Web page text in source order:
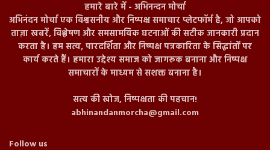
हमारे बारे में - अभिनन्दन मोर्चा
अभिनंदन मोर्चा एक विश्वसनीय और निष्पक्ष समाचार प्लेटफॉर्म है, जो आपको
ताज़ा खबरें, विश्लेषण और समसामयिक घटनाओं की सटीक जानकारी प्रदान
करता है। हम सत्य, पारदर्शिता और निष्पक्ष पत्रकारिता के सिद्धांतों पर
कार्य करते हैं। हमारा उद्देश्य समाज को जागरूक बनाना और निष्पक्ष
समाचारों के माध्यम से सशक्त बनाना है।
सत्य की खोज, निष्पक्षता की पहचान!
abhinandanmorcha@gmail.com
Follow us